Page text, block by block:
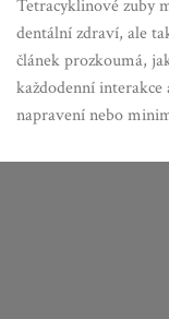
Tetracyklinové zuby
dentální zdraví, ale
článek prozkoumá,
každodenní
napravení nebo